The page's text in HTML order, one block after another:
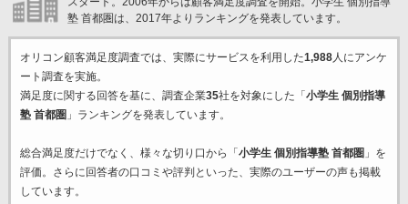
塾 首都圏は、2017年よりランキングを発表しています。
オリコン顧客満足度調査では、実際にサービスを利用した1,988人にアンケ
ート調査を実施。
満足度に関する回答を基に、調査企業35社を対象にした「 小学生 個別指導
塾 首都圏 」ランキングを発表しています。
総合満足度だけでなく、様々な切り口から「 小学生 個別指導塾 首都圏 」を
評価。さらに回答者の口コミや評判といった、実際のユーザーの声も掲載
しています。